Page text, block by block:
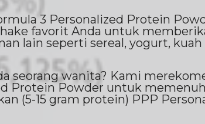
3 Personalized Protein
favorit Anda untuk
lain seperti sereal, yogurt,
seorang wanita? Kami
Protein Powder untuk
(5-15 gram protein) PPP